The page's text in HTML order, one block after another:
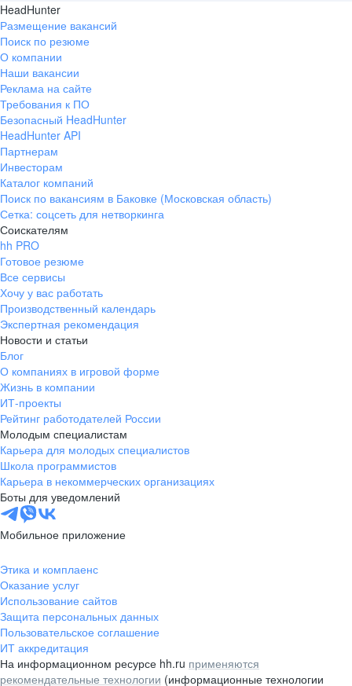
HeadHunter
Размещение вакансий
Поиск по резюме
О компании
Наши вакансии
Реклама на сайте
Требования к ПО
Безопасный HeadHunter
HeadHunter API
Партнерам
Инвесторам
Каталог компаний
Поиск по вакансиям в Баковке (Московская область)
Сетка: соцсеть для нетворкинга
Соискателям
hh PRO
Готовое резюме
Все сервисы
Хочу у вас работать
Производственный календарь
Экспертная рекомендация
Новости и статьи
Блог
О компаниях в игровой форме
Жизнь в компании
ИТ-проекты
Рейтинг работодателей России
Молодым специалистам
Карьера для молодых специалистов
Школа программистов
Карьера в некоммерческих организациях
Боты для уведомлений
Мобильное приложение
Этика и комплаенс
Оказание услуг
Использование сайтов
Защита персональных данных
Пользовательское соглашение
ИТ аккредитация
На информационном ресурсе hh.ru применяются
рекомендательные технологии (информационные технологии